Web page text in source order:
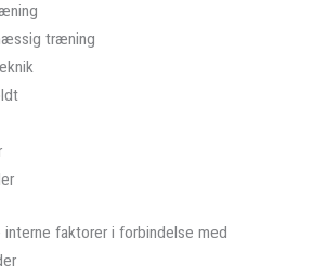
træning
interne faktorer i forbindelse med